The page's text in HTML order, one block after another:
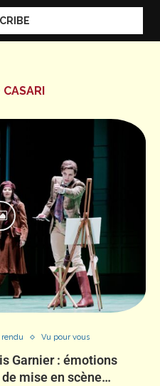
CASARI
Vu pour vous
Garnier : émotions
mise en scène…